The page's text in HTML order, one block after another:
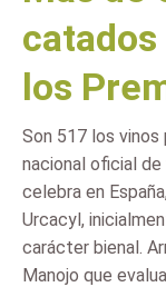
los
Son 517 los
nacional oficial
celebra en
Urcacyl,
carácter bienal.
Manojo que